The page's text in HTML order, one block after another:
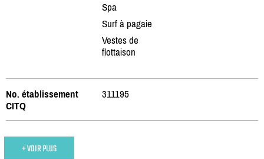
Spa
Surf à pagaie
Vestes de
flottaison
No. établissement
CITQ
311195
+ VOIR PLUS